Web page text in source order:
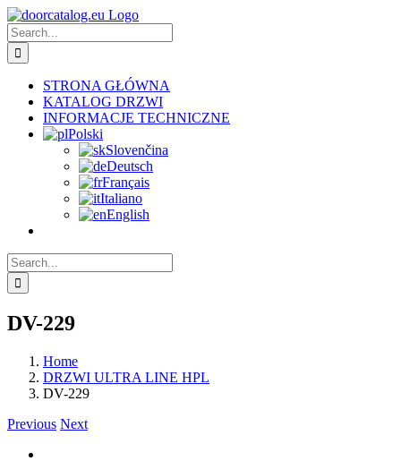
Skip
to
content
Search
for:
STRONA GŁÓWNA
KATALOG DRZWI
INFORMACJE TECHNICZNE
Polski
Slovenčina
Deutsch
Français
Italiano
English
Search
for:
DV-229
Home
DRZWI ULTRA LINE HPL
DV-229
Previous Next